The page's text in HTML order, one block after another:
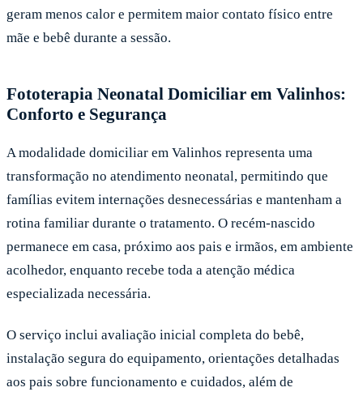
geram menos calor e permitem maior contato físico entre
mãe e bebê durante a sessão.
Fototerapia Neonatal Domiciliar em Valinhos:
Conforto e Segurança
A modalidade domiciliar em Valinhos representa uma
transformação no atendimento neonatal, permitindo que
famílias evitem internações desnecessárias e mantenham a
rotina familiar durante o tratamento. O recém-nascido
permanece em casa, próximo aos pais e irmãos, em ambiente
acolhedor, enquanto recebe toda a atenção médica
especializada necessária.
O serviço inclui avaliação inicial completa do bebê,
instalação segura do equipamento, orientações detalhadas
aos pais sobre funcionamento e cuidados, além de